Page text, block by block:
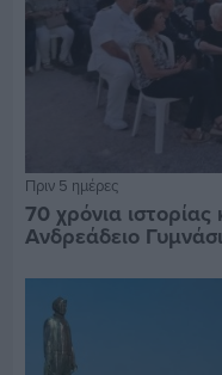
Πριν 5 ημέρες
70 χρόνια ιστορίας
Ανδρεάδειο